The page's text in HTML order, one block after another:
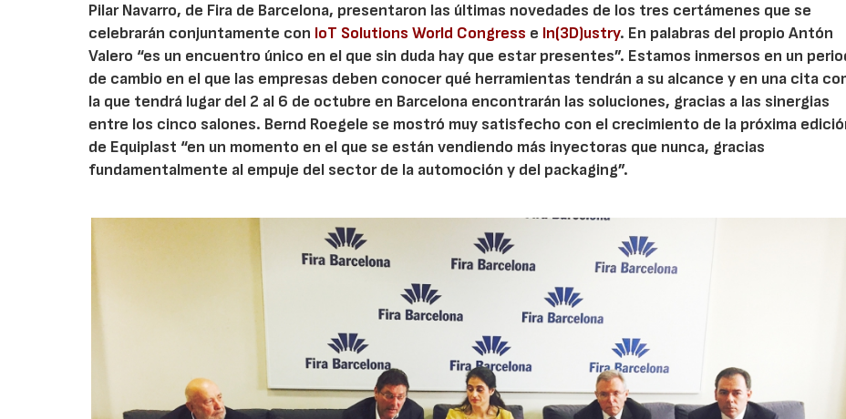
Pilar Navarro, de Fira de Barcelona, presentaron las últimas novedades de los tres certámenes que se
celebrarán conjuntamente con IoT Solutions World Congress e In(3D)ustry. En palabras del propio Antón
Valero “es un encuentro único en el que sin duda hay que estar presentes”. Estamos inmersos en un
de cambio en el que las empresas deben conocer qué herramientas tendrán a su alcance y en una cita
la que tendrá lugar del 2 al 6 de octubre en Barcelona encontrarán las soluciones, gracias a las sinergias
entre los cinco salones. Bernd Roegele se mostró muy satisfecho con el crecimiento de la próxima
de Equiplast “en un momento en el que se están vendiendo más inyectoras que nunca, gracias
fundamentalmente al empuje del sector de la automoción y del packaging”.